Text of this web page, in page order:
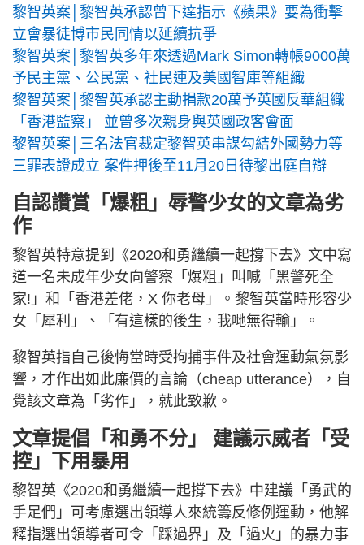
黎智英案│黎智英承認曾下達指示《蘋果》要為衝擊
立會暴徒博市民同情以延續抗爭
黎智英案│黎智英多年來透過Mark Simon轉帳9000萬
予民主黨、公民黨、社民連及美國智庫等組織
黎智英案│黎智英承認主動捐款20萬予英國反華組織
「香港監察」 並曾多次親身與英國政客會面
黎智英案│三名法官裁定黎智英串謀勾結外國勢力等
三罪表證成立 案件押後至11月20日待黎出庭自辯
自認讚賞「爆粗」辱警少女的文章為劣
作
黎智英特意提到《2020和勇繼續一起撐下去》文中寫
道一名未成年少女向警察「爆粗」叫喊「黑警死全
家!」和「香港差佬，X 你老母」。黎智英當時形容少
女「犀利」、「有這樣的後生，我哋無得輸」。
黎智英指自己後悔當時受拘捕事件及社會運動氣氛影
響，才作出如此廉價的言論（cheap utterance），自
覺該文章為「劣作」，就此致歉。
文章提倡「和勇不分」 建議示威者「受
控」下用暴用
黎智英《2020和勇繼續一起撐下去》中建議「勇武的
手足們」可考慮選出領導人來統籌反修例運動，他解
釋指選出領導者可令「踩過界」及「過火」的暴力事